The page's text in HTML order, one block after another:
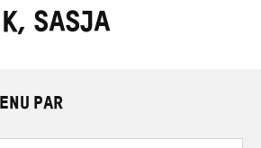
les
termes
Sasja
PAR